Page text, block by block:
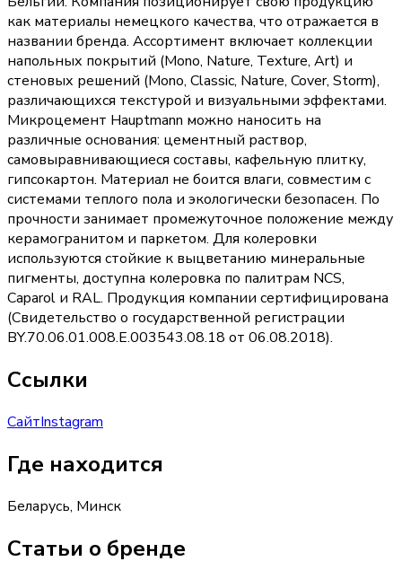
как материалы немецкого качества, что отражается в
названии бренда. Ассортимент включает коллекции
напольных покрытий (Mono, Nature, Texture, Art) и
стеновых решений (Mono, Classic, Nature, Cover, Storm),
различающихся текстурой и визуальными эффектами.
Микроцемент Hauptmann можно наносить на
различные основания: цементный раствор,
самовыравнивающиеся составы, кафельную плитку,
гипсокартон. Материал не боится влаги, совместим с
системами теплого пола и экологически безопасен. По
прочности занимает промежуточное положение между
керамогранитом и паркетом. Для колеровки
используются стойкие к выцветанию минеральные
пигменты, доступна колеровка по палитрам NCS,
Caparol и RAL. Продукция компании сертифицирована
(Свидетельство о государственной регистрации
BY.70.06.01.008.Е.003543.08.18 от 06.08.2018).
Ссылки
СайтInstagram
Где находится
Беларусь, Минск
Статьи о бренде